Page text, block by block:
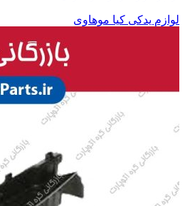
لوازم یدکی کیا موهاوی